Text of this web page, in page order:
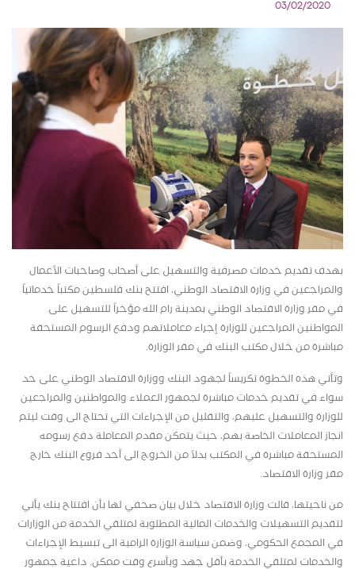
03/02/2020
بهدف تقديم خدمات مصرفية والتسهيل على أصحاب وصاحبات الأعمال
والمراجعين في وزارة الاقتصاد الوطني، افتتح بنك فلسطين مكتباً خدماتياً
في مقر وزارة الاقتصاد الوطني بمدينة رام الله مؤخراً للتسهيل على
المواطنين المراجعين للوزارة إجراء معاملاتهم ودفع الرسوم المستحقة
مباشرة من خلال مكتب البنك في مقر الوزارة.
وتأتي هذه الخطوة تكريساً لجهود البنك ووزارة الاقتصاد الوطني على حد
سواء في تقديم خدمات مباشرة لجمهور العملاء والمواطنين والمراجعين
للوزارة والتسهيل عليهم، والتقليل من الإجراءات التي تحتاج الى وقت ليتم
انجاز المعاملات الخاصة بهم، حيث يتمكن مقدم المعاملة دفع رسومه
المستحقة مباشرة في المكتب بدلاً من الخروج الى أحد فروع البنك خارج
مقر وزارة الاقتصاد.
من ناحيتها، قالت وزارة الاقتصاد خلال بيان صحفي لها بأن افتتاح بنك يأتي
لتقديم التسهيلات والخدمات المالية المطلوبة لمتلقي الخدمة من الوزارات
في المجمع الحكومي، وضمن سياسة الوزارة الرامية الى تبسيط الإجراءات
والخدمات لمتلقي الخدمة بأقل جهد وبأسرع وقت ممكن. داعية جمهور